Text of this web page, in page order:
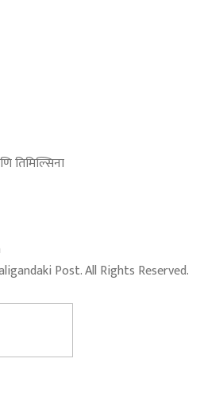
तिमिल्सिना
Post. All Rights Reserved.